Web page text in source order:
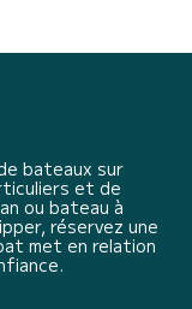
bateaux sur
et de
ou bateau à
réservez une
met en relation